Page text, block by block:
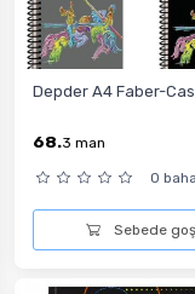
Depder A4 Faber-
68.3 man
0
Sebede goş